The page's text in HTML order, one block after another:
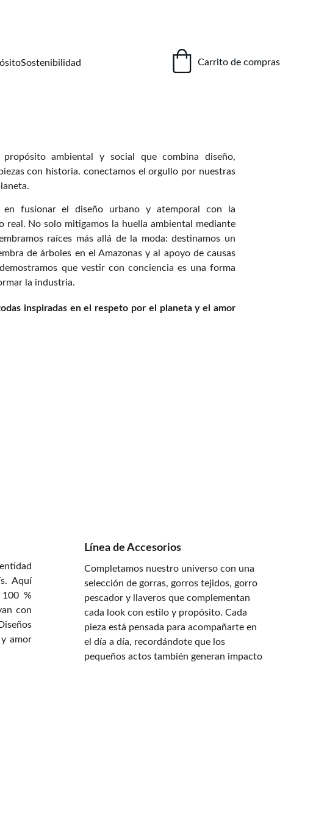
Sostenibilidad Carrito de compras
ambiental y social que combina diseño,
con historia. conectamos el orgullo por nuestras
en fusionar el diseño urbano y atemporal con la
No solo mitigamos la huella ambiental mediante
raíces más allá de la moda: destinamos un
de árboles en el Amazonas y al apoyo de causas
que vestir con conciencia es una forma
la industria.
inspiradas en el respeto por el planeta y el amor
Aquí
100 %
con
amor
Línea de Accesorios
Completamos nuestro universo con una
selección de gorras, gorros tejidos, gorro
pescador y llaveros que complementan
cada look con estilo y propósito. Cada
pieza está pensada para acompañarte en
el día a día, recordándote que los
pequeños actos también generan impacto